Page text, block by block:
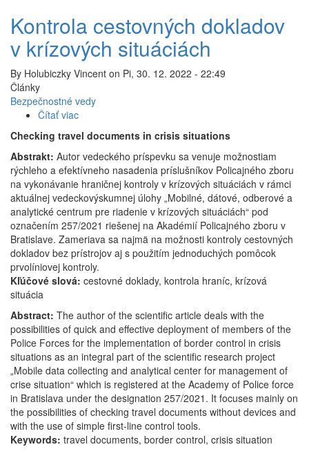
Kontrola cestovných dokladov
v krízových situáciách
By Holubiczky Vincent on Pi, 30. 12. 2022 - 22:49
Články
Bezpečnostné vedy
Čítať viac
Kontrola
cestovných
dokladov
v
krízových
situáciách
Checking travel documents in crisis situations
Abstrakt: Autor vedeckého príspevku sa venuje možnostiam
rýchleho a efektívneho nasadenia príslušníkov Policajného zboru
na vykonávanie hraničnej kontroly v krízových situáciách v rámci
aktuálnej vedeckovýskumnej úlohy „Mobilné, dátové, odberové a
analytické centrum pre riadenie v krízových situáciách“ pod
označením 257/2021 riešenej na Akadémií Policajného zboru v
Bratislave. Zameriava sa najmä na možnosti kontroly cestovných
dokladov bez prístrojov aj s použitím jednoduchých pomôcok
prvolíniovej kontroly.
Kľúčové slová: cestovné doklady, kontrola hraníc, krízová
situácia
Abstract: The author of the scientific article deals with the
possibilities of quick and effective deployment of members of the
Police Forces for the implementation of border control in crisis
situations as an integral part of the scientific research project
„Mobile data collecting and analytical center for management of
crise situation“ which is registered at the Academy of Police force
in Bratislava under the designation 257/2021. It focuses mainly on
the possibilities of checking travel documents without devices and
with the use of simple first-line control tools.
Keywords: travel documents, border control, crisis situation